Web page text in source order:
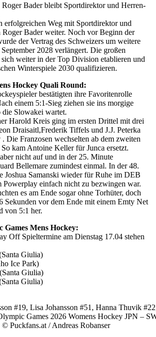
Roger Bader bleibt Sportdirektor und Herren-
erfolgreichen Weg mit Sportdirektor und
Roger Bader weiter. Noch vor Beginn der
der Vertrag des Schweizers um weitere
2028 verlängert. Die großen
sich weiter in der Top Division etablieren und
Winterspiele 2030 qualifizieren.
Hockey Quali Round:
bestätigten ihre Favoritenrolle
einem 5:1-Sieg ziehen sie ins morgige
Slowakei wartet.
Harold Kreis ging im ersten Drittel mit drei
Draisaitl,Frederik Tiffels und J.J. Peterka
Die Franzosen wechselten ab dem zweiten
kam Antoine Keller für Junca ersetzt.
nicht auf und in der 25. Minute
Bellemare zumindest einmal. In der 48.
Joshua Samanski wieder für Ruhe im DEB
Powerplay einfach nicht zu bezwingen war.
es am Ende sogar ohne Torhüter, doch
Sekunden vor dem Ende mit einem Emty Net
von 5:1 her.
Games Mens Hockey:
Off Spieltermine am Dienstag 17.04 stehen
Giulia)
Ice Park)
Giulia)
Giulia)
#19, Lisa Johansson #51, Hanna Thuvik
Games 2026 Womens Hockey JPN –
Puckfans.at / Andreas Robanser